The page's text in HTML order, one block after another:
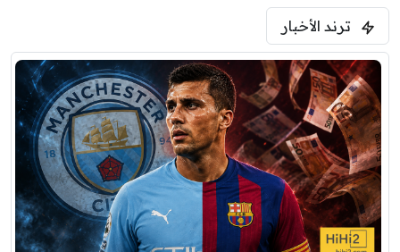
فرينتسفاروشي
برشلونة
7:00 م
مباراة ودية
نوتنغهام فورست
اودينيزي
8:00 م
مباراة ودية
برشلونة
ترند الأخبار